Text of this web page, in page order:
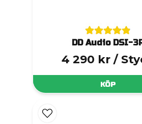
DD Audio DSI-
4 290 kr /
KÖP